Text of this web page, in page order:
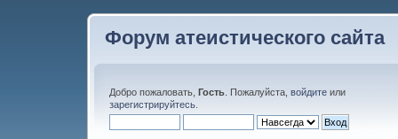
Форум атеистического сайта
Добро пожаловать, Гость . Пожалуйста, войдите или
зарегистрируйтесь